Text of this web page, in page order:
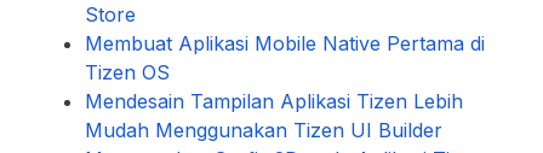
Store
Membuat Aplikasi Mobile Native Pertama di
Tizen OS
Mendesain Tampilan Aplikasi Tizen Lebih
Mudah Menggunakan Tizen UI Builder